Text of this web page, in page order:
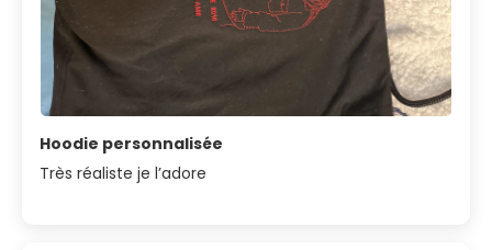
Hoodie personnalisée
Très réaliste je l’adore